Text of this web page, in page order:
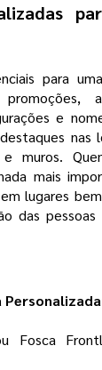
para
e
nas
e muros.
mais
lugares
das
Fosca